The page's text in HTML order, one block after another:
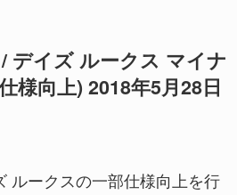
デイズ ルークス マイナ
様向上) 2018年5月28日
ルークスの一部仕様向上を行